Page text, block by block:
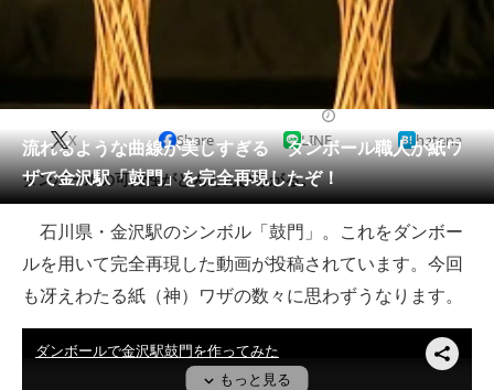
会員記事
メディア
注目記事を集めた総合ページ
ITの今と未来を見通す
スマホと通信の最新トレンド
進化するPCとデバイスの未来
流れるような曲線が美しすぎる ダンボール職人が紙ワ
ザで金沢駅「鼓門」を完全再現したぞ！
X Share LINE hatena
ダンボールの可能性がどんどんひろがる。
石川県・金沢駅のシンボル「鼓門」。これをダンボー
ルを用いて完全再現した動画が投稿されています。今回
も冴えわたる紙（神）ワザの数々に思わずうなります。